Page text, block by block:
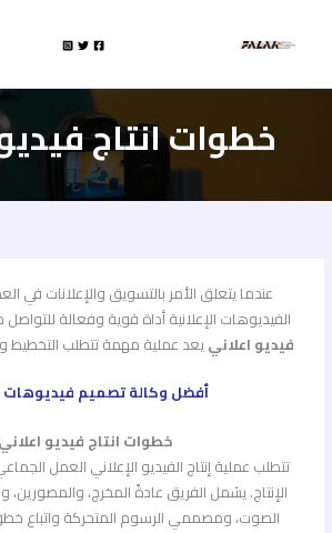
خطوات انتاج
عندما يتعلق الأمر بالتسويق والإعلانات في
الفيديوهات الإعلانية أداة قوية وفعالة
فيديو اعلاني يعد عملية مهمة تتطلب التخطيط
أفضل وكالة تصميم فيديوهات
خطوات انتاج فيديو
تتطلب عملية إنتاج الفيديو الإعلاني العمل
الإنتاج. يشمل الفريق عادةً المخرج،
الصوت، ومصممي الرسوم المتحركة واتباع